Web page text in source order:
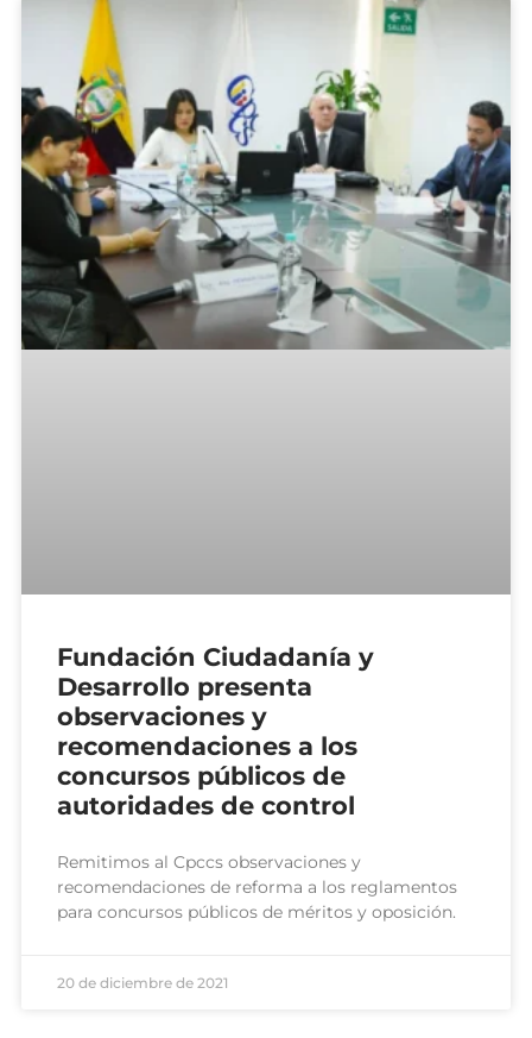
Fundación Ciudadanía y
Desarrollo presenta
observaciones y
recomendaciones a los
concursos públicos de
autoridades de control
Remitimos al Cpccs observaciones y
recomendaciones de reforma a los reglamentos
para concursos públicos de méritos y oposición.
20 de diciembre de 2021